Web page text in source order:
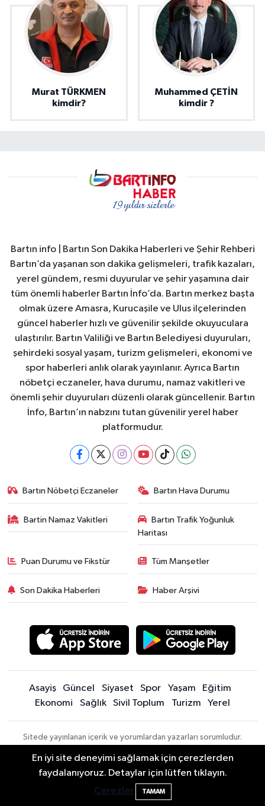
Murat TÜRKMEN
kimdir?
Muhammed ÇETİN
kimdir ?
Bartın info | Bartın Son Dakika Haberleri ve Şehir Rehberi
Bartın’da yaşanan son dakika gelişmeleri, trafik kazaları,
yerel gündem, resmi duyurular ve şehir yaşamına dair
tüm önemli haberler Bartın İnfo’da. Bartın merkez başta
olmak üzere Amasra, Kurucaşile ve Ulus ilçelerinden
güncel haberler hızlı ve güvenilir şekilde okuyuculara
ulaştırılır. Bartın Valiliği ve Bartın Belediyesi duyuruları,
şehirdeki sosyal yaşam, turizm gelişmeleri, ekonomi ve
spor haberleri anlık olarak yayınlanır. Ayrıca Bartın
nöbetçi eczaneler, hava durumu, namaz vakitleri ve
önemli şehir duyuruları düzenli olarak güncellenir. Bartın
İnfo, Bartın’ın nabzını tutan güvenilir yerel haber
platformudur.
Bartın Nöbetçi Eczaneler Bartın Hava Durumu
Bartin Namaz Vakitleri
Bartın Trafik Yoğunluk
Haritası
Puan Durumu ve Fikstür Tüm Manşetler
Son Dakika Haberleri Haber Arşivi
Asayiş Güncel Siyaset Spor Yaşam
Eğitim
Ekonomi
Sağlık Sivil Toplum Turizm Yerel
Sitede yayınlanan içerik ve yorumlardan yazarları sorumludur.
Bartın İnfo sorumlu tutulamaz. Sitedeki tüm harici linkler ayrı bir
sayfada açılır. Sitemizde yayınlanan haber, köşe yazıları ve
fotoğraflar izin alınmaksızın kaynak gösterilse dahi, herhangi bir
ortamda kullanılamaz ve yayınlanamaz
En iyi site deneyimi sağlamak için çerezlerden
faydalanıyoruz. Detaylar için lütfen tıklayın.
Çerezler
TAMAM